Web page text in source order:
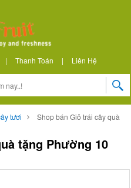
| Thanh Toán | Liên Hệ
tươi
Shop bán Giỏ trái cây quà
tặng Phường 10